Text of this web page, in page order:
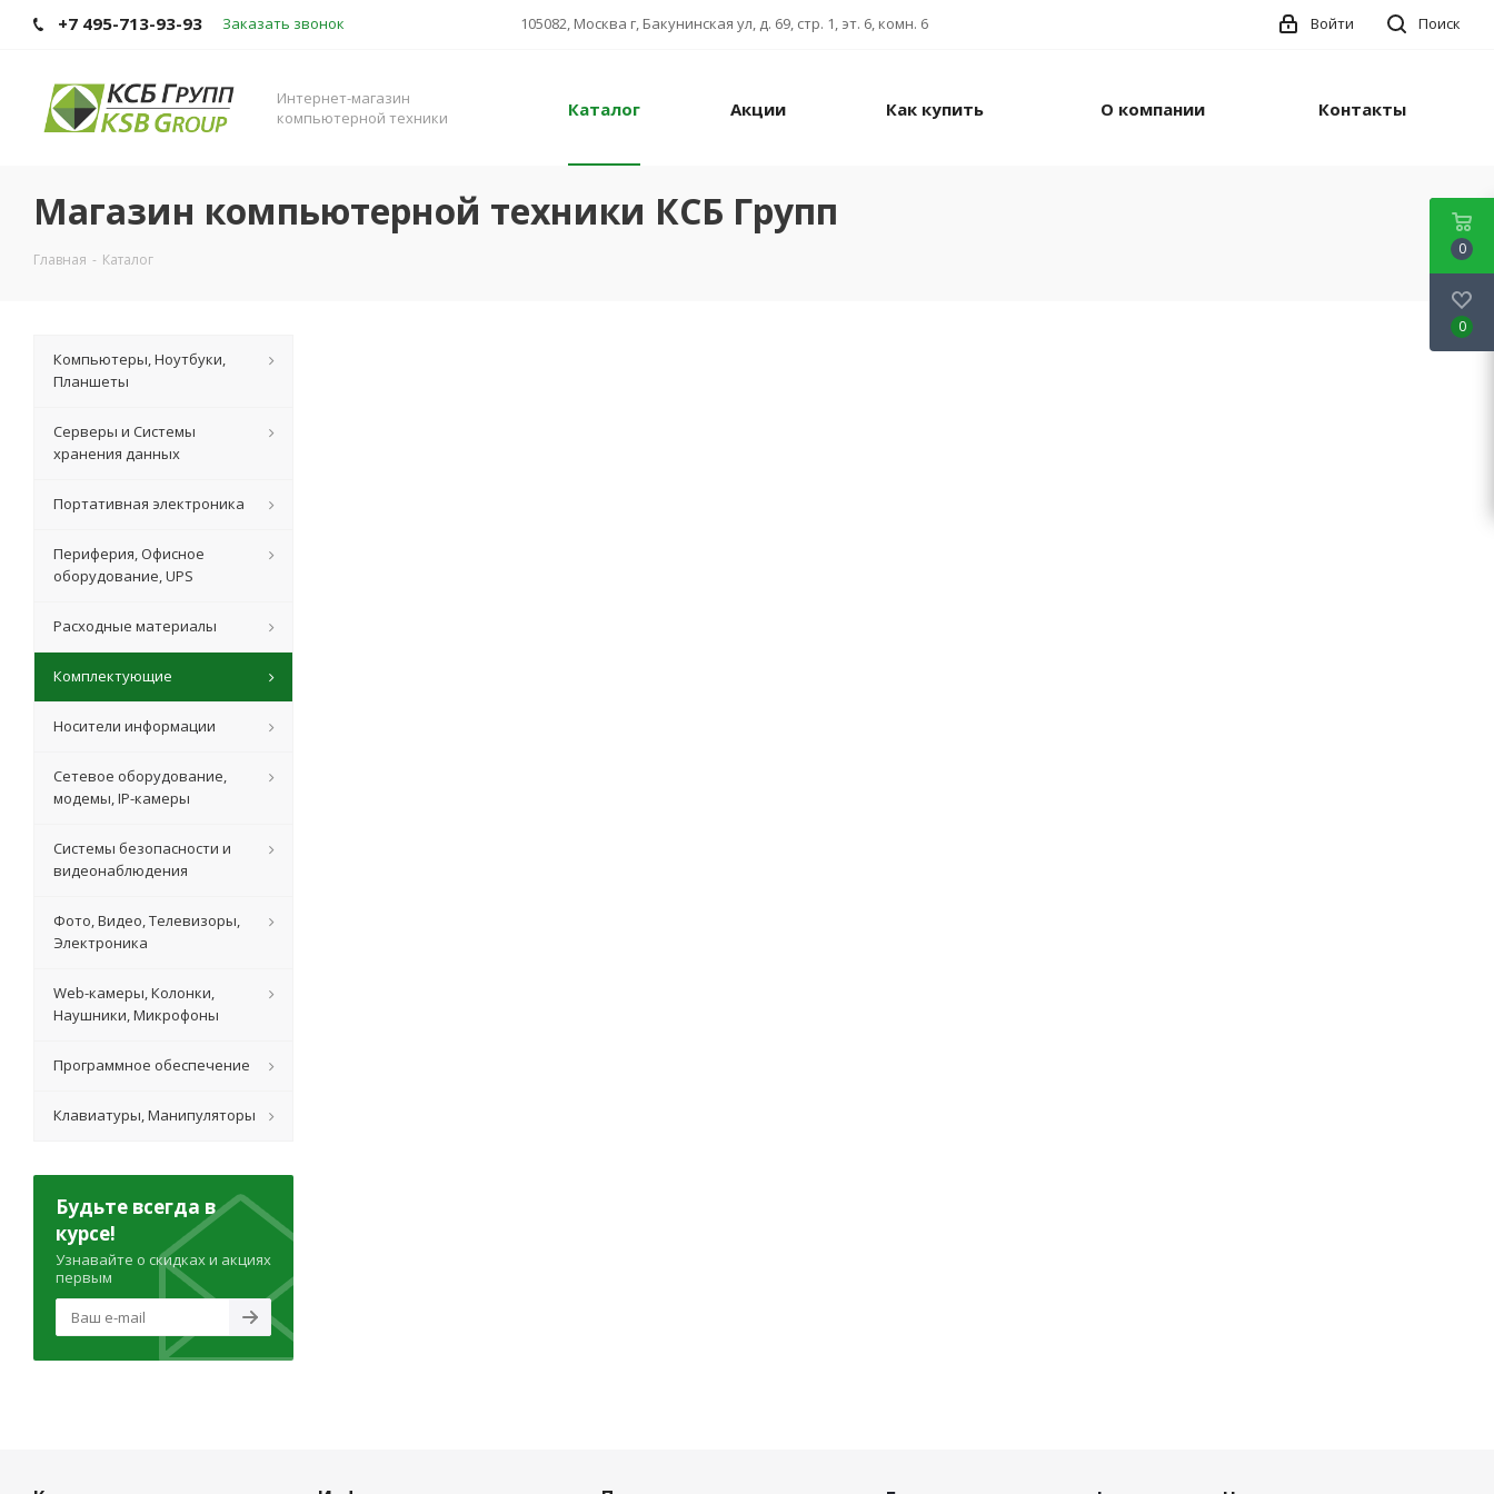
+7 495-713-93-93 Заказать звонок 105082, Москва г, Бакунинская ул, д. 69, стр. 1, эт. 6, комн. 6 Поиск
Войти
Интернет-магазин
компьютерной техники
Каталог Акции Как купить О компании Контакты
Магазин компьютерной техники КСБ Групп
Главная - Каталог
Компьютеры, Ноутбуки,
Планшеты
Серверы и Системы
хранения данных
Портативная электроника
Периферия, Офисное
оборудование, UPS
Расходные материалы
Комплектующие
Носители информации
Сетевое оборудование,
модемы, IP-камеры
Системы безопасности и
видеонаблюдения
Фото, Видео, Телевизоры,
Электроника
Web-камеры, Колонки,
Наушники, Микрофоны
Программное обеспечение
Клавиатуры, Манипуляторы
Будьте всегда в
курсе!
Узнавайте о скидках и акциях
первым
0
0